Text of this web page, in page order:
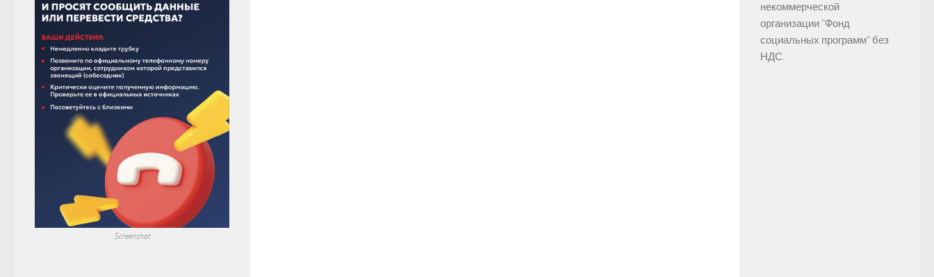
Screenshot
некоммерческой
организации "Фонд
социальных программ" без
НДС.